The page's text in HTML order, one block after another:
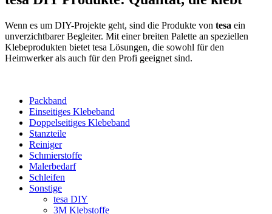
Wenn es um DIY-Projekte geht, sind die Produkte von tesa ein
unverzichtbarer Begleiter. Mit einer breiten Palette an speziellen
Klebeprodukten bietet tesa Lösungen, die sowohl für den
Heimwerker als auch für den Profi geeignet sind.
Packband
Einseitiges Klebeband
Doppelseitiges Klebeband
Stanzteile
Reiniger
Schmierstoffe
Malerbedarf
Schleifen
Sonstige
tesa DIY
3M Klebstoffe